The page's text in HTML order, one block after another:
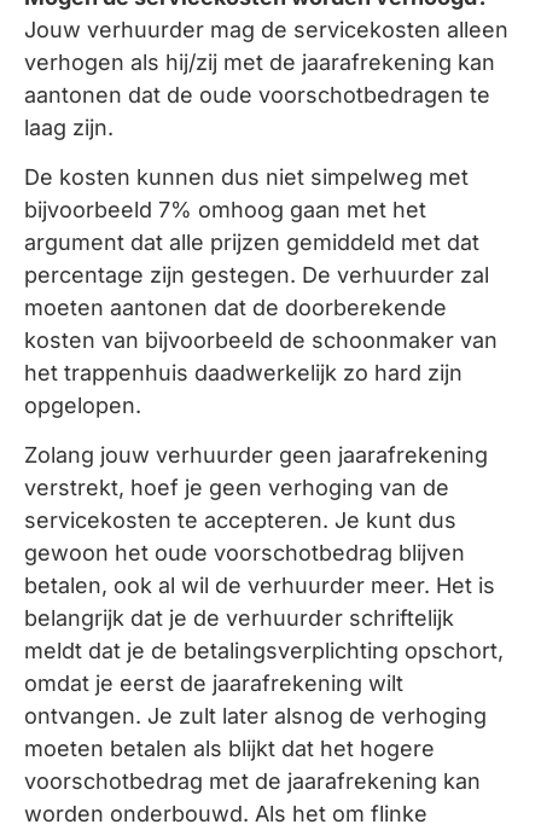
Jouw verhuurder mag de servicekosten alleen
verhogen als hij/zij met de jaarafrekening kan
aantonen dat de oude voorschotbedragen te
laag zijn.
De kosten kunnen dus niet simpelweg met
bijvoorbeeld 7% omhoog gaan met het
argument dat alle prijzen gemiddeld met dat
percentage zijn gestegen. De verhuurder zal
moeten aantonen dat de doorberekende
kosten van bijvoorbeeld de schoonmaker van
het trappenhuis daadwerkelijk zo hard zijn
opgelopen.
Zolang jouw verhuurder geen jaarafrekening
verstrekt, hoef je geen verhoging van de
servicekosten te accepteren. Je kunt dus
gewoon het oude voorschotbedrag blijven
betalen, ook al wil de verhuurder meer. Het is
belangrijk dat je de verhuurder schriftelijk
meldt dat je de betalingsverplichting opschort,
omdat je eerst de jaarafrekening wilt
ontvangen. Je zult later alsnog de verhoging
moeten betalen als blijkt dat het hogere
voorschotbedrag met de jaarafrekening kan
worden onderbouwd. Als het om flinke